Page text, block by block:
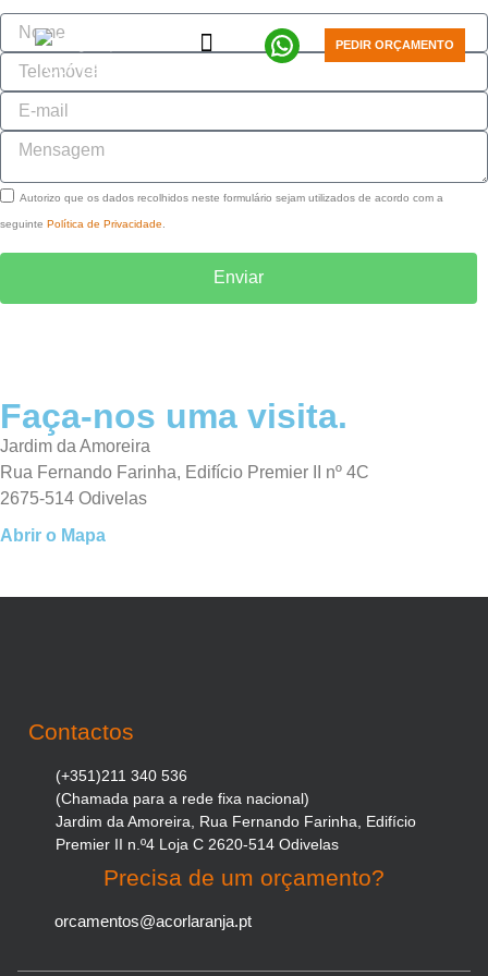
PEDIR ORÇAMENTO
Autorizo que os dados recolhidos neste formulário sejam utilizados de acordo com a
seguinte Política de Privacidade
Enviar
Faça-nos uma visita.
Jardim da Amoreira
Rua Fernando Farinha, Edifício Premier II nº 4C
2675-514 Odivelas
Abrir o Mapa
Contactos
(+351)211 340 536
(Chamada para a rede fixa nacional)
Jardim da Amoreira, Rua Fernando Farinha, Edifício
Premier II n.º4 Loja C 2620-514 Odivelas
Precisa de um orçamento?
orcamentos@acorlaranja.pt